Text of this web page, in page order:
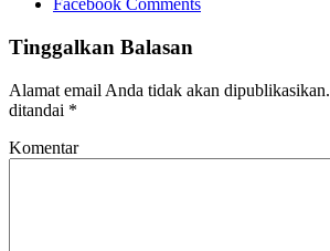
Facebook Comments
Tinggalkan Balasan
Alamat email Anda tidak akan dipublikasikan.
ditandai *
Komentar